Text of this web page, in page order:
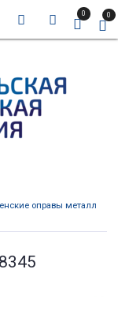
0 0
оправы металл